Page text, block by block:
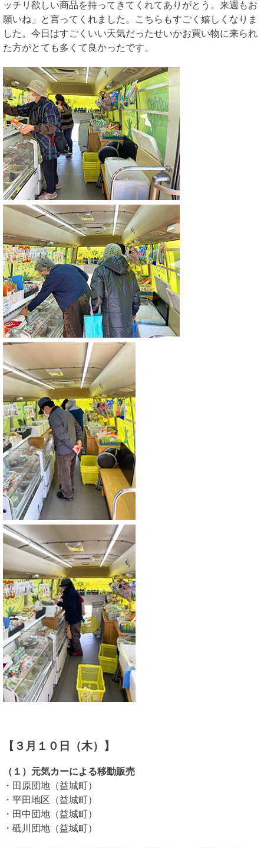
ッチリ欲しい商品を持ってきてくれてありがとう。来週もお
願いね」と言ってくれました。こちらもすごく嬉しくなりま
した。今日はすごくいい天気だったせいかお買い物に来られ
た方がとても多くて良かったです。
【３月１０日（木）】
（１）元気カーによる移動販売
・田原団地（益城町）
・平田地区（益城町）
・田中団地（益城町）
・砥川団地（益城町）